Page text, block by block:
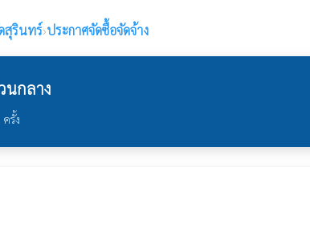
สุรินทร์›ประกาศจัดซื้อจัดจ้าง
นกลาง
รั้ง